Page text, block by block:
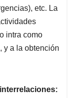
etc. La
intra como
y a la obtención